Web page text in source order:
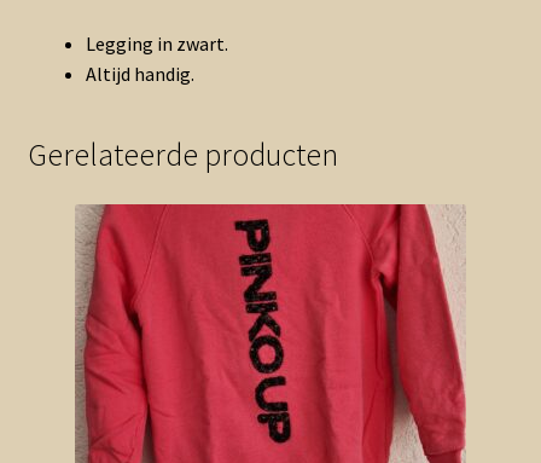
Legging in zwart.
Altijd handig.
Gerelateerde producten